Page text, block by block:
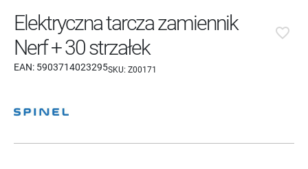
Elektryczna tarcza zamiennik
Nerf + 30 strzałek
EAN: 5903714023295SKU: Z00171
favorite_border